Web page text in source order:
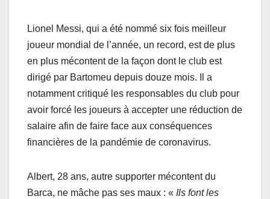
Lionel Messi, qui a été nommé six fois meilleur
joueur mondial de l’année, un record, est de plus
en plus mécontent de la façon dont le club est
dirigé par Bartomeu depuis douze mois. Il a
notamment critiqué les responsables du club pour
avoir forcé les joueurs à accepter une réduction de
salaire afin de faire face aux conséquences
financières de la pandémie de coronavirus.
Albert, 28 ans, autre supporter mécontent du
Barca, ne mâche pas ses maux : « Ils font les